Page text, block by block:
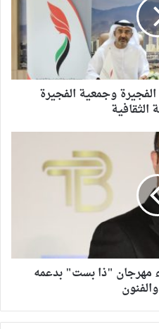
وجمعية الفجيرة
الثقافية
مهرجان "ذا بست" بدعمه